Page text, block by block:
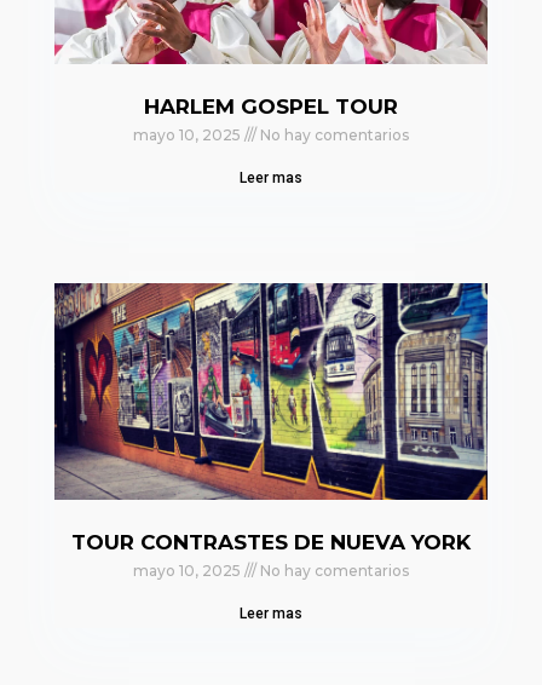
HARLEM GOSPEL TOUR
mayo 10, 2025 No hay comentarios
Leer mas
TOUR CONTRASTES DE NUEVA YORK
mayo 10, 2025 No hay comentarios
Leer mas